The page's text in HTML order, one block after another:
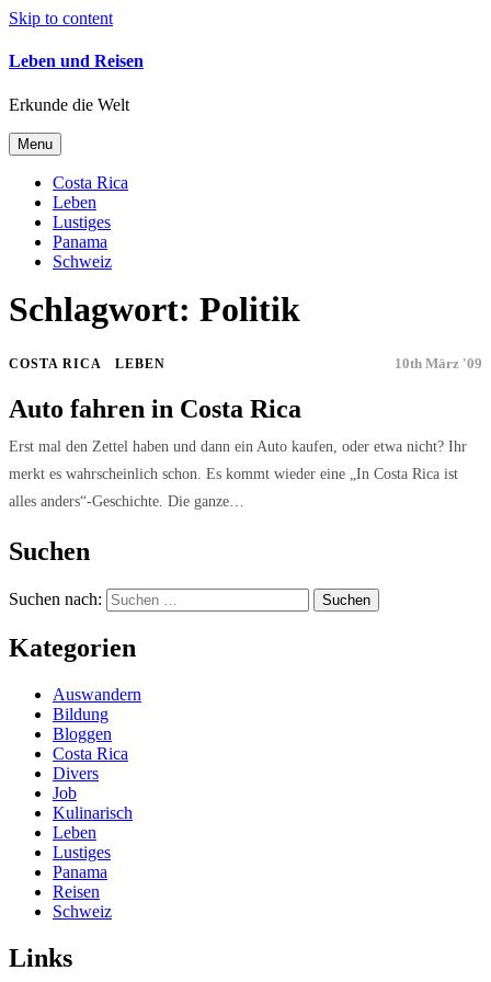
Skip to content
Leben und Reisen
Erkunde die Welt
Menu
Costa Rica
Leben
Lustiges
Panama
Schweiz
Schlagwort: Politik
COSTA RICA LEBEN 10th März '09
Auto fahren in Costa Rica
Erst mal den Zettel haben und dann ein Auto kaufen, oder etwa nicht? Ihr
merkt es wahrscheinlich schon. Es kommt wieder eine „In Costa Rica ist
alles anders“-Geschichte. Die ganze…
Suchen
Suchen nach:
Kategorien
Auswandern
Bildung
Bloggen
Costa Rica
Divers
Job
Kulinarisch
Leben
Lustiges
Panama
Reisen
Schweiz
Links